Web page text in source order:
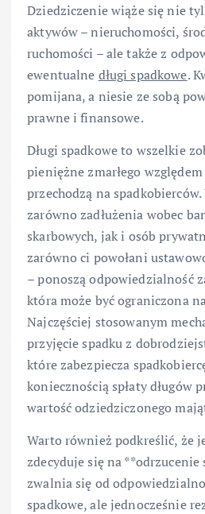
Dziedziczenie wiąże się nie
aktywów – nieruchomości,
ruchomości – ale także z
ewentualne długi spadkowe.
pomijana, a niesie ze sobą
prawne i finansowe.
Długi spadkowe to wszelkie
pieniężne zmarłego
przechodzą na
zarówno zadłużenia wobec
skarbowych, jak i osób
zarówno ci powołani
– ponoszą odpowiedzialność
która może być ograniczona
Najczęściej stosowanym
przyjęcie spadku z
które zabezpiecza
koniecznością spłaty długów
wartość odziedziczonego
Warto również podkreślić, że
zdecyduje się na **odrzucenie
zwalnia się od
spadkowe, ale jednocześnie